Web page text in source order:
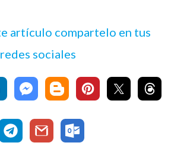
artículo compartelo en tus
redes sociales